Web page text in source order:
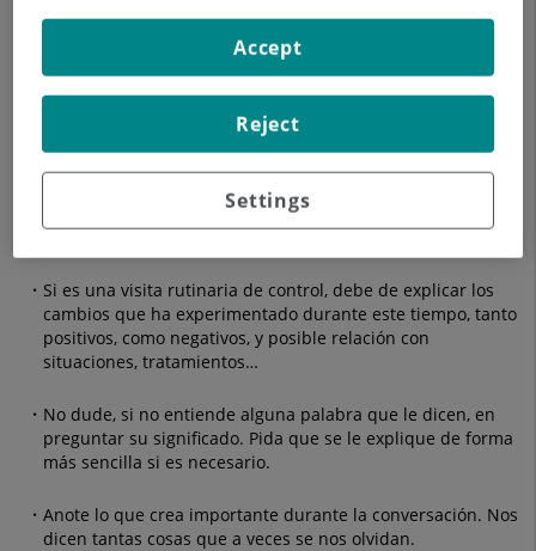
Prepare los resultados de las pruebas o visitas a otros
profesionales que ha tenido desde la última visita.
Siempre debe recordar sus alergias, si las tiene.
Tenga en cuenta si precisa de autorización de la Mutua
Aseguradora, de modo que pueda pedirla con suficiente
antelación y traerla el día de la visita.
Si es una visita rutinaria de control, debe de explicar los
cambios que ha experimentado durante este tiempo, tanto
positivos, como negativos, y posible relación con
situaciones, tratamientos…
No dude, si no entiende alguna palabra que le dicen, en
preguntar su significado. Pida que se le explique de forma
más sencilla si es necesario.
Anote lo que crea importante durante la conversación. Nos
dicen tantas cosas que a veces se nos olvidan.
Settings
Reject
Accept